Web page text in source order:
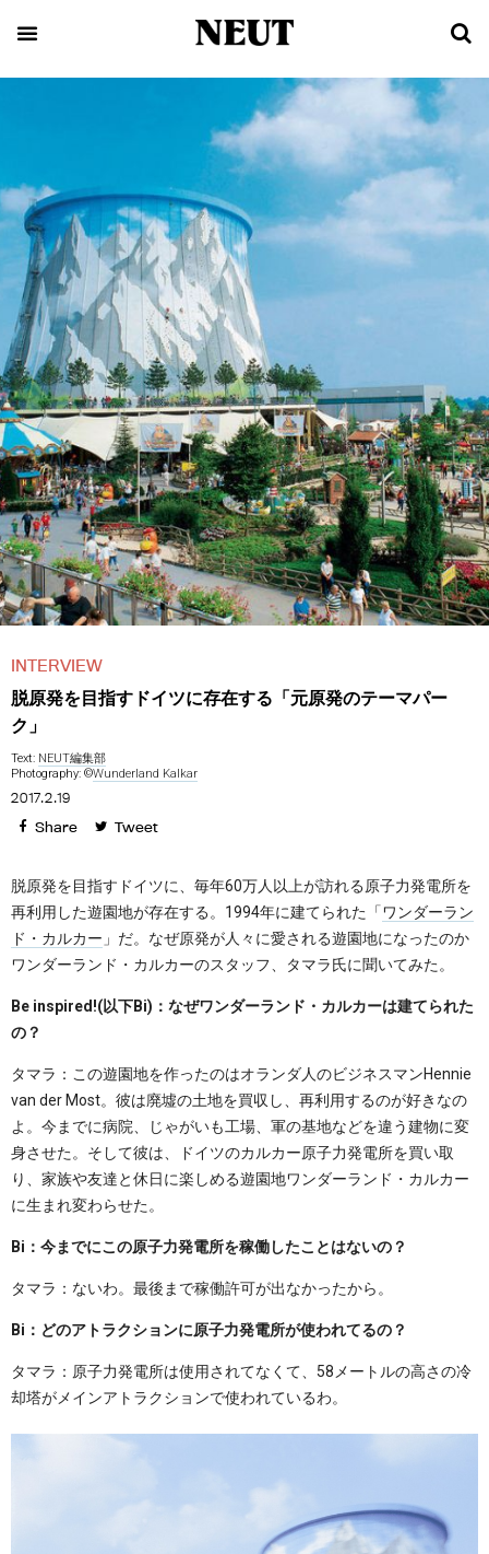
INTERVIEW
脱原発を目指すドイツに存在する「元原発のテーマパー
ク」
Text: NEUT編集部
Photography: ©Wunderland Kalkar
2017.2.19
Share Tweet
脱原発を目指すドイツに、毎年60万人以上が訪れる原子力発電所を
再利用した遊園地が存在する。1994年に建てられた「ワンダーラン
ド・カルカー 」だ。なぜ原発が人々に愛される遊園地になったのか
ワンダーランド・カルカーのスタッフ、タマラ氏に聞いてみた。
Be inspired!(以下Bi)：なぜワンダーランド・カルカーは建てられた
の？
タマラ：この遊園地を作ったのはオランダ人のビジネスマンHennie
van der Most。彼は廃墟の土地を買収し、再利用するのが好きなの
よ。今までに病院、じゃがいも工場、軍の基地などを違う建物に変
身させた。そして彼は、ドイツのカルカー原子力発電所を買い取
り、家族や友達と休日に楽しめる遊園地ワンダーランド・カルカー
に生まれ変わらせた。
Bi：今までにこの原子力発電所を稼働したことはないの？
タマラ：ないわ。最後まで稼働許可が出なかったから。
Bi：どのアトラクションに原子力発電所が使われてるの？
タマラ：原子力発電所は使用されてなくて、58メートルの高さの冷
却塔がメインアトラクションで使われているわ。